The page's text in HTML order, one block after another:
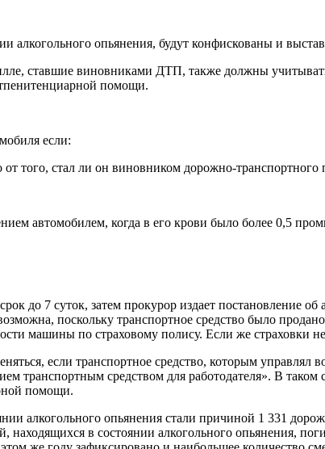
опьянения, будут конфискованы и
ставшие виновниками ДТП, также должны
помощи.
если:
того, стал ли он виновником дорожно-транспортного
автомобилем, когда в его крови было более 0,5
до 7 суток, затем прокурор издает постановление
поскольку транспортное средство было
машины по страховому полису. Если же страховки
если транспортное средство, которым управлял
транспортным средством для работодателя». В
помощи.
алкогольного опьянения стали причиной 1 331
в состоянии алкогольного опьянения,